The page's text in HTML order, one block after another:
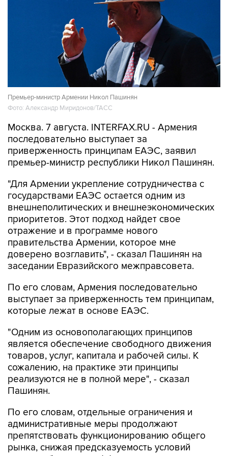
Премьер-министр Армении Никол Пашинян
Фото: Александр Миридонов/ТАСС
Москва. 7 августа. INTERFAX.RU - Армения
приверженность принципам ЕАЭС, заявил
премьер-министр республики Никол Пашинян.
"Для Армении укрепление сотрудничества с
внешнеполитических и внешнеэкономических
приоритетов. Этот подход найдет свое
отражение и в программе нового
правительства Армении, которое мне
доверено возглавить", - сказал Пашинян на
заседании Евразийского межправсовета.
По его словам, Армения последовательно
которые лежат в основе ЕАЭС.
"Одним из основополагающих принципов
товаров, услуг, капитала и рабочей силы. К
сожалению, на практике эти принципы
реализуются не в полной мере", - сказал
Пашинян.
По его словам, отдельные ограничения и
препятствовать функционированию общего
рынка, снижая предсказуемость условий
ведения бизнеса и эффективность
интеграционных процессов.